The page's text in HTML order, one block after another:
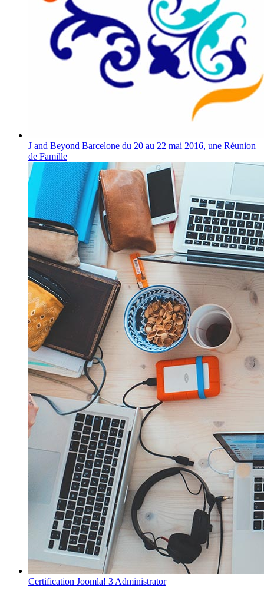
J and Beyond Barcelone du 20 au 22 mai 2016, une Réunion
de Famille
Certification Joomla! 3 Administrator